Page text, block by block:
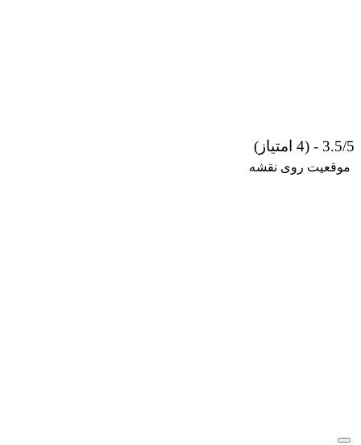
3.5/5 - (4 امتیاز)
موقعیت روی نقشه